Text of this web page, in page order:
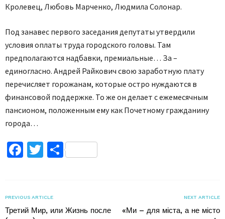
Кролевец, Любовь Марченко, Людмила Солонар.
Под занавес первого заседания депутаты утвердили
условия оплаты труда городского головы. Там
предполагаются надбавки, премиальные… За –
единогласно. Андрей Райкович свою заработную плату
перечисляет горожанам, которые остро нуждаются в
финансовой поддержке. То же он делает с ежемесячным
пансионом, положенным ему как Почетному гражданину
города…
Facebook
TwitterПоділитися
PREVIOUS ARTICLE
Третий Мир, или Жизнь после
NEXT ARTICLE
«Ми – для міста, а не місто